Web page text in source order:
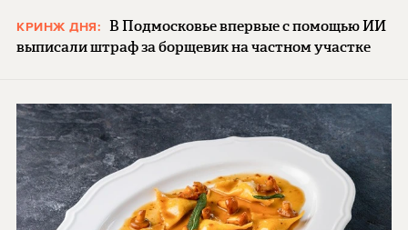
КРИНЖ ДНЯ: В Подмосковье впервые с помощью ИИ
выписали штраф за борщевик на частном участке